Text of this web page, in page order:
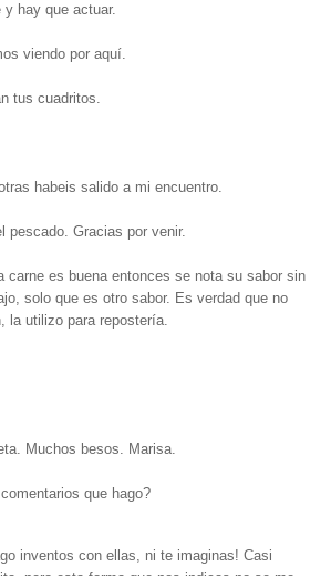
hay que actuar.
viendo por aquí.
tus cuadritos.
habeis salido a mi encuentro.
pescado. Gracias por venir.
es buena entonces se nota su sabor sin
solo que es otro sabor. Es verdad que no
la utilizo para repostería.
Muchos besos. Marisa.
que hago?
inventos con ellas, ni te imaginas! Casi